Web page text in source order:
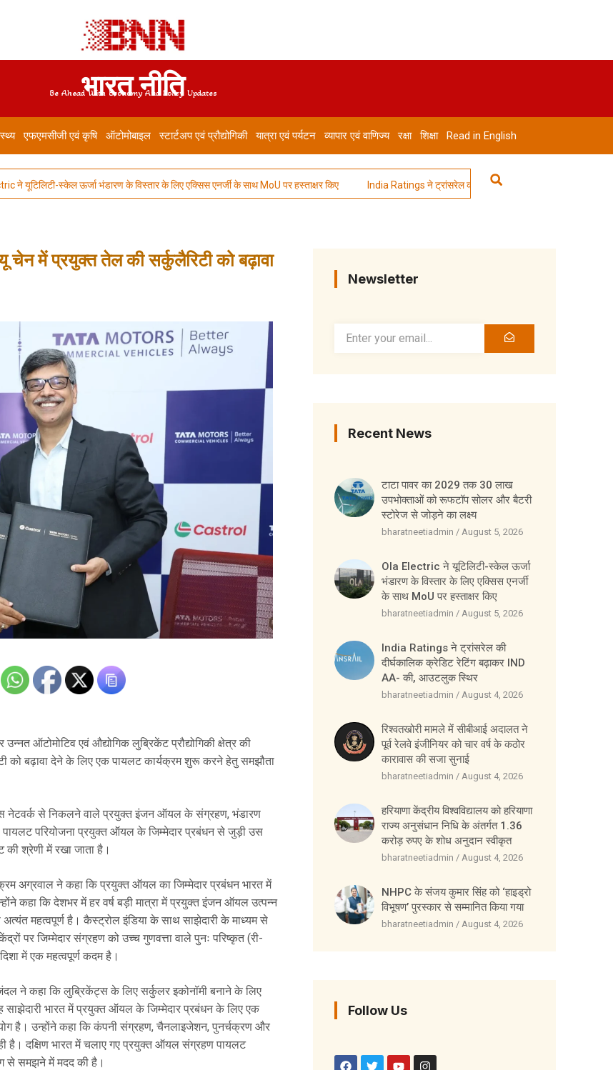
भारत नीति
Be Ahead With Economy And Policy Updates
एफएमसीजी एवं कृषि ऑटोमोबाइल स्टार्टअप एवं प्रौद्योगिकी यात्रा एवं पर्यटन व्यापार एवं वाणिज्य रक्षा शिक्षा Read in English
स्केल ऊर्जा भंडारण के विस्तार के लिए एक्सिस एनर्जी के साथ MoU पर हस्ताक्षर किए India Ratings ने ट्रांसरेल की दीर्घकालिक क्रेडिट रेटिंग बढ़ाकर IND AA-
चेन में प्रयुक्त तेल की सर्कुलैरिटी को बढ़ावा
उन्नत ऑटोमोटिव एवं औद्योगिक लुब्रिकेंट प्रौद्योगिकी क्षेत्र की
को बढ़ावा देने के लिए एक पायलट कार्यक्रम शुरू करने हेतु समझौता
नेटवर्क से निकलने वाले प्रयुक्त इंजन ऑयल के संग्रहण, भंडारण
परियोजना प्रयुक्त ऑयल के जिम्मेदार प्रबंधन से जुड़ी उस
श्रेणी में रखा जाता है।
अग्रवाल ने कहा कि प्रयुक्त ऑयल का जिम्मेदार प्रबंधन भारत में
कहा कि देशभर में हर वर्ष बड़ी मात्रा में प्रयुक्त इंजन ऑयल उत्पन्न
महत्वपूर्ण है। कैस्ट्रोल इंडिया के साथ साझेदारी के माध्यम से
पर जिम्मेदार संग्रहण को उच्च गुणवत्ता वाले पुनः परिष्कृत (री-
में एक महत्वपूर्ण कदम है।
ने कहा कि लुब्रिकेंट्स के लिए सर्कुलर इकोनॉमी बनाने के लिए
भारत में प्रयुक्त ऑयल के जिम्मेदार प्रबंधन के लिए एक
है। उन्होंने कहा कि कंपनी संग्रहण, चैनलाइजेशन, पुनर्चक्रण और
है। दक्षिण भारत में चलाए गए प्रयुक्त ऑयल संग्रहण पायलट
से समझने में मदद की है।
Newsletter
Recent News
टाटा पावर का 2029 तक 30 लाख
उपभोक्ताओं को रूफटॉप सोलर और बैटरी
स्टोरेज से जोड़ने का लक्ष्य
bharatneetiadmin August 5, 2026
Ola Electric ने यूटिलिटी-स्केल ऊर्जा
भंडारण के विस्तार के लिए एक्सिस एनर्जी
के साथ MoU पर हस्ताक्षर किए
bharatneetiadmin August 5, 2026
India Ratings ने ट्रांसरेल की
दीर्घकालिक क्रेडिट रेटिंग बढ़ाकर IND
AA- की, आउटलुक स्थिर
bharatneetiadmin August 4, 2026
रिश्वतखोरी मामले में सीबीआई अदालत ने
पूर्व रेलवे इंजीनियर को चार वर्ष के कठोर
कारावास की सजा सुनाई
bharatneetiadmin August 4, 2026
हरियाणा केंद्रीय विश्वविद्यालय को हरियाणा
राज्य अनुसंधान निधि के अंतर्गत 1.36
करोड़ रुपए के शोध अनुदान स्वीकृत
bharatneetiadmin August 4, 2026
NHPC के संजय कुमार सिंह को ‘हाइड्रो
विभूषण’ पुरस्कार से सम्मानित किया गया
bharatneetiadmin August 4, 2026
Follow Us